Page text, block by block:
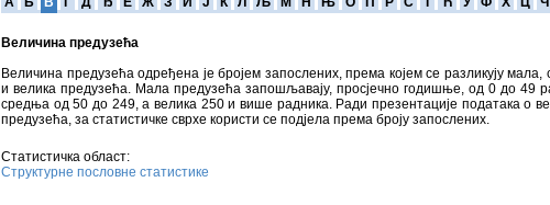
Величина предузећа
Величина предузећа одређена је бројем запослених, према којем се разликују
и велика предузећа. Мала предузећа запошљавају, просјечно годишње, од 0 до 49
средња од 50 до 249, а велика 250 и више радника. Ради презентације података о
предузећа, за статистичке сврхе користи се подјела према броју запослених.
Статистичка област:
Структурне пословне статистике